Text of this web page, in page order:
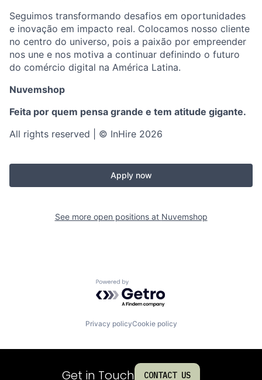
Seguimos transformando desafios em oportunidades
e inovação em impacto real. Colocamos nosso cliente
no centro do universo, pois a paixão por empreender
nos une e nos motiva a continuar definindo o futuro
do comércio digital na América Latina.
Nuvemshop
Feita por quem pensa grande e tem atitude gigante.
All rights reserved | © InHire 2026
Apply now
See more open positions at Nuvemshop
Powered by Getro.com
Privacy policyCookie policy
Get in Touch CONTACT US